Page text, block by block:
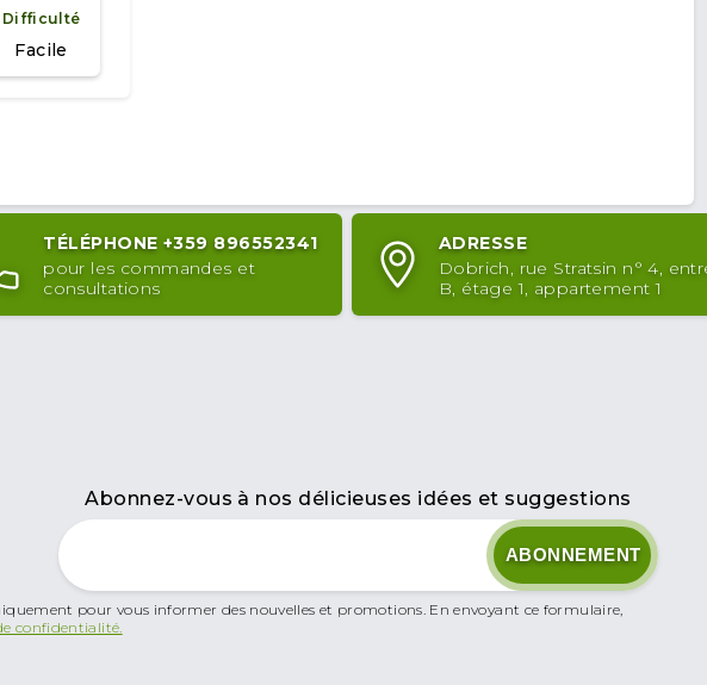
Difficulté
Facile
TÉLÉPHONE +359 896552341
pour les commandes et
consultations
ADRESSE
Dobrich, rue Stratsin n° 4,
B, étage 1, appartement 1
Abonnez-vous à nos délicieuses idées et suggestions
pour vous informer des nouvelles et promotions. En envoyant ce formulaire,
confidentialité.